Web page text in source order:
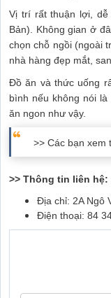
Vị trí rất thuận lợi,
Bản). Không gian ở
chọn chỗ ngồi (ngoài
nhà hàng đẹp mắt,
Đồ ăn và thức uống
bình nếu không nói
ăn ngon như vậy.
>> Các bạn xem
>> Thông tin liên hệ:
Địa chỉ: 2A Ngô
Điện thoại: 84